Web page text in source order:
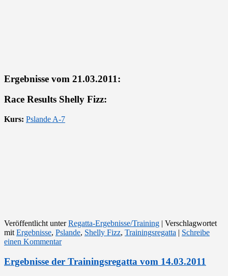
Ergebnisse vom 21.03.2011:
Race Results Shelly Fizz:
Kurs: Pslande A-7
Veröffentlicht unter Regatta-Ergebnisse/Training | Verschlagwortet
mit Ergebnisse, Pslande, Shelly Fizz, Trainingsregatta | Schreibe
einen Kommentar
Ergebnisse der Trainingsregatta vom 14.03.2011